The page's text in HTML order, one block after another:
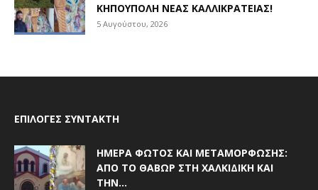
ΚΗΠΟΎΠΟΛΗ ΝΈΑΣ ΚΑΛΛΙΚΡΆΤΕΙΑΣ!
5 Αυγούστου, 2026
ΕΠΙΛΟΓΈΣ ΣΥΝΤΆΚΤΗ
ΗΜΈΡΑ ΦΩΤΌΣ ΚΑΙ ΜΕΤΑΜΌΡΦΩΣΗΣ:
ΑΠΌ ΤΟ ΘΑΒΏΡ ΣΤΗ ΧΑΛΚΙΔΙΚΉ ΚΑΙ
ΤΗΝ...